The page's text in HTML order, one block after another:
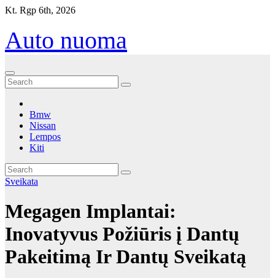
Eiti
turinio
Kt. Rgp 6th, 2026
Auto nuoma
Bmw
Nissan
Lempos
Kiti
Sveikata
Megagen Implantai:
Inovatyvus Požiūris į Dantų
Pakeitimą Ir Dantų Sveikatą